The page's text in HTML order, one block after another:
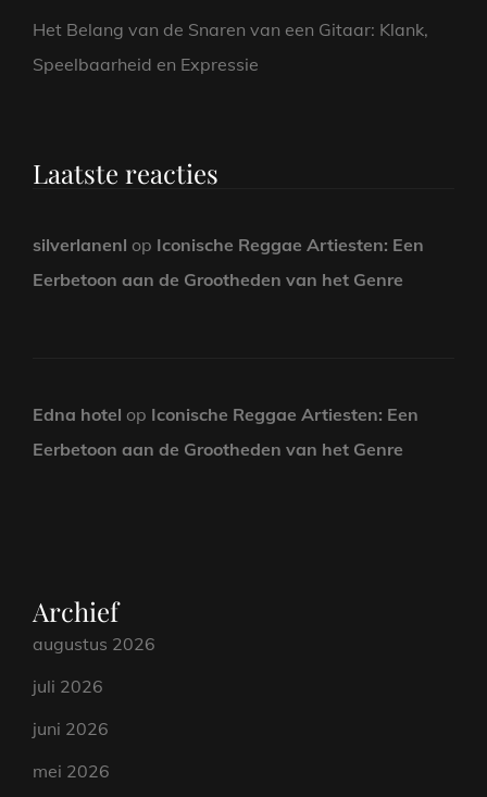
Het Belang van de Snaren van een Gitaar: Klank,
Speelbaarheid en Expressie
Laatste reacties
silverlanenl op Iconische Reggae Artiesten: Een
Eerbetoon aan de Grootheden van het Genre
Edna hotel op Iconische Reggae Artiesten: Een
Eerbetoon aan de Grootheden van het Genre
Archief
augustus 2026
juli 2026
juni 2026
mei 2026